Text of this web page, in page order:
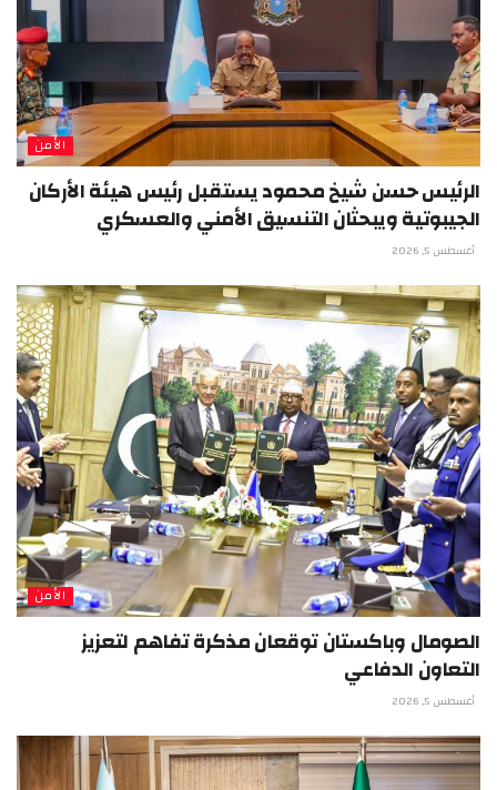
الأمن
الرئيس حسن شيخ محمود يستقبل رئيس هيئة الأركان
الجيبوتية ويبحثان التنسيق الأمني والعسكري
أغسطس 5, 2026
الأمن
الصومال وباكستان توقعان مذكرة تفاهم لتعزيز
التعاون الدفاعي
أغسطس 5, 2026